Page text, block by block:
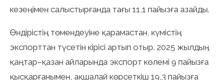
кезеңімен салыстырғанда тағы 11,1 пайызға азайды.
Өндірістің төмендеуіне қарамастан, күмістің
экспорттан түсетін кірісі артып отыр. 2025 жылдың
қаңтар–қазан айларында экспорт көлемі 9 пайызға
қысқарғанымен, ақшалай көрсеткіш 19,3 пайызға